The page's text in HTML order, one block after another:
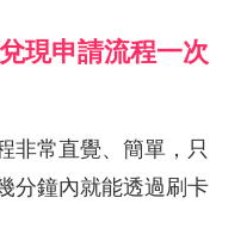
現申請流程一次
非常直覺、簡單，只
分鐘內就能透過刷卡